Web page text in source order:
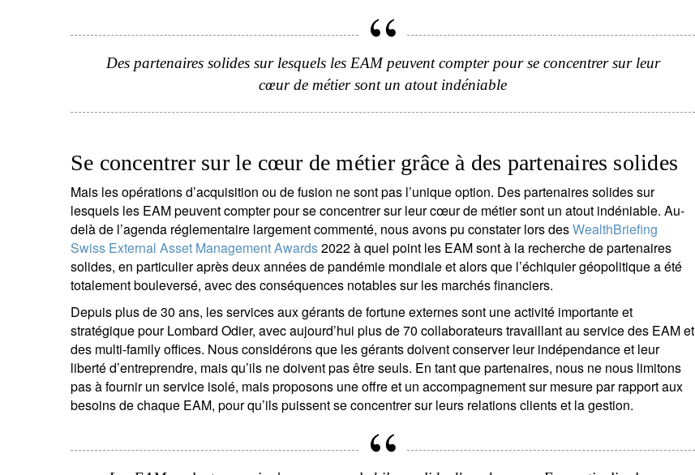
Des partenaires solides sur lesquels les EAM peuvent compter pour se concentrer sur leur
cœur de métier sont un atout indéniable
Se concentrer sur le cœur de métier grâce à des partenaires solides
Mais les opérations d’acquisition ou de fusion ne sont pas l’unique option. Des partenaires solides sur
lesquels les EAM peuvent compter pour se concentrer sur leur cœur de métier sont un atout indéniable. Au-
delà de l’agenda réglementaire largement commenté, nous avons pu constater lors desWealthBriefing
Swiss External Asset Management Awards2022 à quel point les EAM sont à la recherche de partenaires
solides, en particulier après deux années de pandémie mondiale et alors que l’échiquier géopolitique a été
totalement bouleversé, avec des conséquences notables sur les marchés financiers.
Depuis plus de 30 ans, les services aux gérants de fortune externes sont une activité importante et
stratégique pour Lombard Odier, avec aujourd’hui plus de 70 collaborateurs travaillant au service des EAM et
des multi-family offices. Nous considérons que les gérants doivent conserver leur indépendance et leur
liberté d’entreprendre, mais qu’ils ne doivent pas être seuls. En tant que partenaires, nous ne nous limitons
pas à fournir un service isolé, mais proposons une offre et un accompagnement sur mesure par rapport aux
besoins de chaque EAM, pour qu’ils puissent se concentrer sur leurs relations clients et la gestion.
S'inscrire à la newsletter
Select an Option
Pays de résidence
des Etats-Unis
Vos informations seront utilisées conformément à notre
confidentialité.